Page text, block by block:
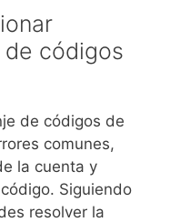
códigos
de códigos de
comunes,
la cuenta y
Siguiendo
resolver la